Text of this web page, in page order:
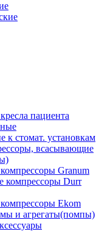
пациента
стомат. установкам
всасывающие
Granum
компрессоры Durr
Ekom
и агрегаты(помпы)